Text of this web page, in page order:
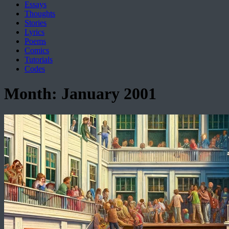
Essays
Thoughts
Stories
Lyrics
Poems
Comics
Tutorials
Codes
Month: January 2001